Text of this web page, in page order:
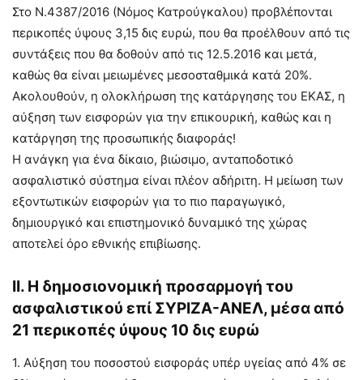
Στο Ν.4387/2016 (Νόμος Κατρούγκαλου) προβλέπονται
περικοπές ύψους 3,15 δις ευρώ, που θα προέλθουν από τις
συντάξεις που θα δοθούν από τις 12.5.2016 και μετά,
καθώς θα είναι μειωμένες μεσοσταθμικά κατά 20%.
Ακολουθούν, η ολοκλήρωση της κατάργησης του ΕΚΑΣ, η
αύξηση των εισφορών για την επικουρική, καθώς και η
κατάργηση της προσωπικής διαφοράς!
Η ανάγκη για ένα δίκαιο, βιώσιμο, ανταποδοτικό
ασφαλιστικό σύστημα είναι πλέον αδήριτη. Η μείωση των
εξοντωτικών εισφορών για το πιο παραγωγικό,
δημιουργικό και επιστημονικό δυναμικό της χώρας
αποτελεί όρο εθνικής επιβίωσης.
ΙΙ. Η δημοσιονομική προσαρμογή του
ασφαλιστικού επί ΣΥΡΙΖΑ-ΑΝΕΛ, μέσα από
21 περικοπές ύψους 10 δις ευρώ
1. Αύξηση του ποσοστού εισφοράς υπέρ υγείας από 4% σε